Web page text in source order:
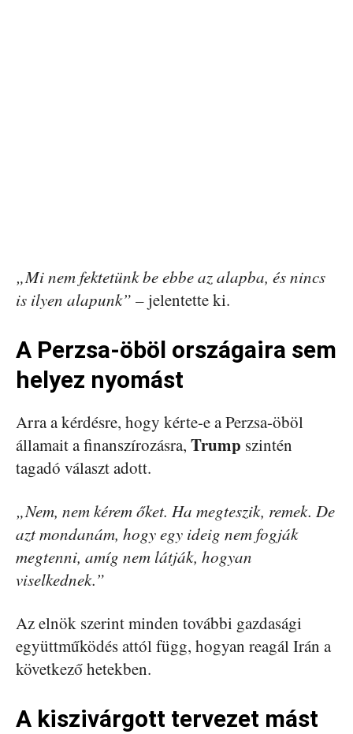
„Mi nem fektetünk be ebbe az alapba, és nincs
is ilyen alapunk” – jelentette ki.
A Perzsa-öböl országaira sem
helyez nyomást
Arra a kérdésre, hogy kérte-e a Perzsa-öböl
államait a finanszírozásra, Trump szintén
tagadó választ adott.
„Nem, nem kérem őket. Ha megteszik, remek. De
azt mondanám, hogy egy ideig nem fogják
megtenni, amíg nem látják, hogyan
viselkednek.”
Az elnök szerint minden további gazdasági
együttműködés attól függ, hogyan reagál Irán a
következő hetekben.
A kiszivárgott tervezet mást